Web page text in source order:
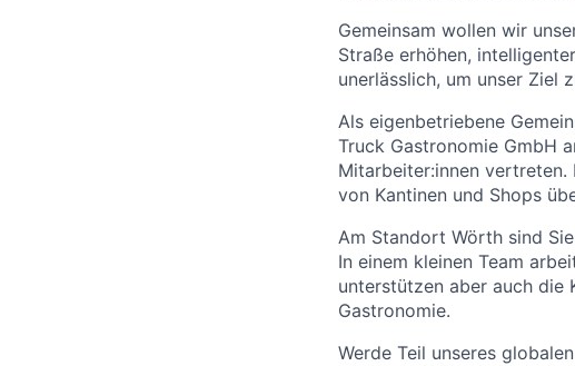
Gemeinsam wollen wir
Straße erhöhen,
unerlässlich, um unser Ziel
Als eigenbetriebene
Truck Gastronomie GmbH
Mitarbeiter:innen
von Kantinen und Shops
Am Standort Wörth sind
In einem kleinen Team
unterstützen aber auch die
Gastronomie.
Werde Teil unseres